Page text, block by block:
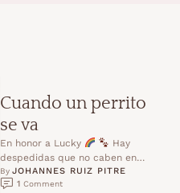
Cuando un perrito
se va
En honor a Lucky
Hay
despedidas que no caben en
palabras.Hay adioses que se
sienten en …
By JOHANNES RUIZ PITRE
1 Comment